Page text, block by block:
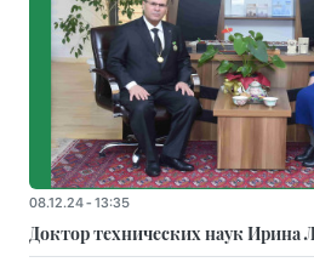
08.12.24 - 13:35
Доктор технических наук Ирина